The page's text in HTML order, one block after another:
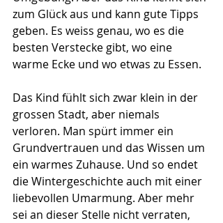
zum Glück aus und kann gute Tipps
geben. Es weiss genau, wo es die
besten Verstecke gibt, wo eine
warme Ecke und wo etwas zu Essen.
Das Kind fühlt sich zwar klein in der
grossen Stadt, aber niemals
verloren. Man spürt immer ein
Grundvertrauen und das Wissen um
ein warmes Zuhause. Und so endet
die Wintergeschichte auch mit einer
liebevollen Umarmung. Aber mehr
sei an dieser Stelle nicht verraten,